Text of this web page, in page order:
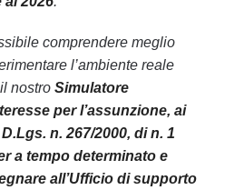
comprendere meglio
l’ambiente reale
nostro Simulatore
per l’assunzione, ai
n. 267/2000, di n. 1
a tempo determinato e
all’Ufficio di supporto